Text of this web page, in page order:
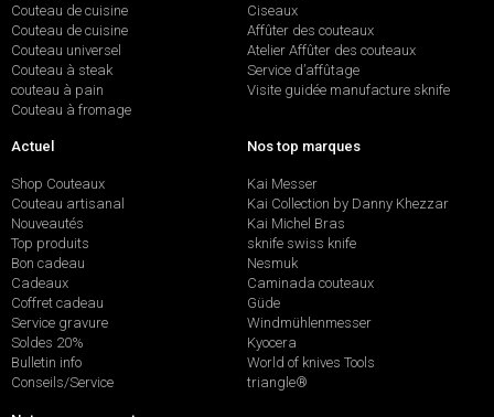
Couteau de cuisine
Couteau de cuisine
Couteau universel
Couteau à steak
couteau à pain
Couteau à fromage
Ciseaux
Affûter des couteaux
Atelier Affûter des couteaux
Service d’affûtage
Visite guidée manufacture sknife
Actuel
Shop Couteaux
Couteau artisanal
Nouveautés
Top produits
Bon cadeau
Cadeaux
Coffret cadeau
Service gravure
Soldes 20%
Bulletin info
Conseils/Service
Nos top marques
Kai Messer
Kai Collection by Danny Khezzar
Kai Michel Bras
sknife swiss knife
Nesmuk
Caminada couteaux
Güde
Windmühlenmesser
Kyocera
World of knives Tools
triangle®